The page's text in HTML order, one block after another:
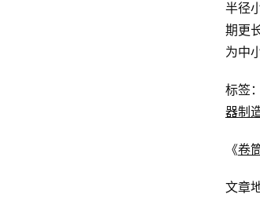
半径
期更
为中
标签：
器制
《卷
文章